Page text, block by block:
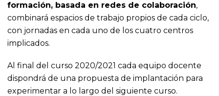
formación, basada en redes de colaboración,
combinará espacios de trabajo propios de cada ciclo,
con jornadas en cada uno de los cuatro centros
implicados.
Al final del curso 2020/2021 cada equipo docente
dispondrá de una propuesta de implantación para
experimentar a lo largo del siguiente curso.